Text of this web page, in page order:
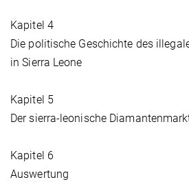
Kapitel 4
Die politische Geschichte des
in Sierra Leone
Kapitel 5
Der sierra-leonische
Kapitel 6
Auswertung